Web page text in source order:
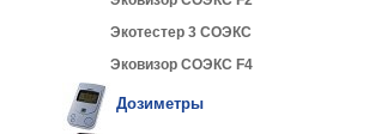
Экотестер 3 СОЭКС
Эковизор СОЭКС F4
Дозиметры